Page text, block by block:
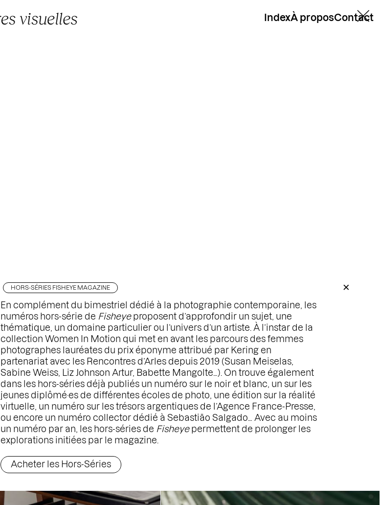
IndexÀ proposContact
HORS-SÉRIES FISHEYE MAGAZINE +
En complément du bimestriel dédié à la photographie contemporaine, les
numéros hors-série de Fisheyeproposent d’approfondir un sujet, une
thématique, un domaine particulier ou l’univers d’un artiste. À l’instar de la
collection Women In Motion qui met en avant les parcours des femmes
photographes lauréates du prix éponyme attribué par Kering en
partenariat avec les Rencontres d’Arles depuis 2019 (Susan Meiselas,
Sabine Weiss, Liz Johnson Artur, Babette Mangolte…). On trouve également
dans les hors-séries déjà publiés un numéro sur le noir et blanc, un sur les
jeunes diplômé·es de différentes écoles de photo, une édition sur la réalité
virtuelle, un numéro sur les trésors argentiques de l’Agence France-Presse,
ou encore un numéro collector dédié à Sebastiāo Salgado… Avec au moins
un numéro par an, les hors-séries de Fisheyepermettent de prolonger les
explorations initiées par le magazine.
Acheter les Hors-Séries